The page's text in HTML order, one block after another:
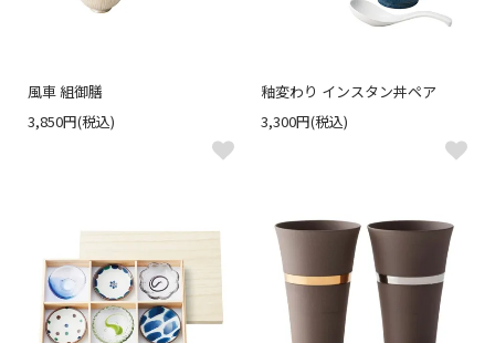
風車 組御膳
3,850円(税込)
釉変わり インスタン丼ペア
3,300円(税込)